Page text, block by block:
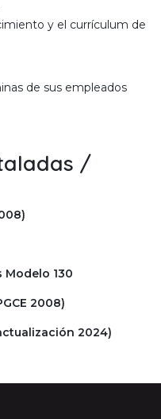
y el currículum de
de sus empleados
/
Modelo 130
2008)
2024)